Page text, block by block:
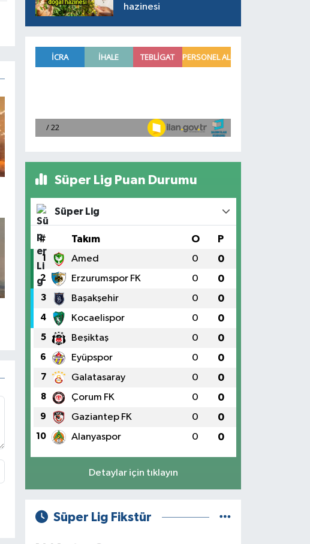
hazinesi
Süper Lig Puan Durumu
Süper Lig
# Takım O P
1 Amed 0 0
2 Erzurumspor FK 0 0
3 Başakşehir 0 0
4 Kocaelispor 0 0
5 Beşiktaş 0 0
6 Eyüpspor 0 0
7 Galatasaray 0 0
8 Çorum FK 0 0
9 Gaziantep FK 0 0
10 Alanyaspor 0 0
Detaylar için tıklayın
Süper Lig Fikstür